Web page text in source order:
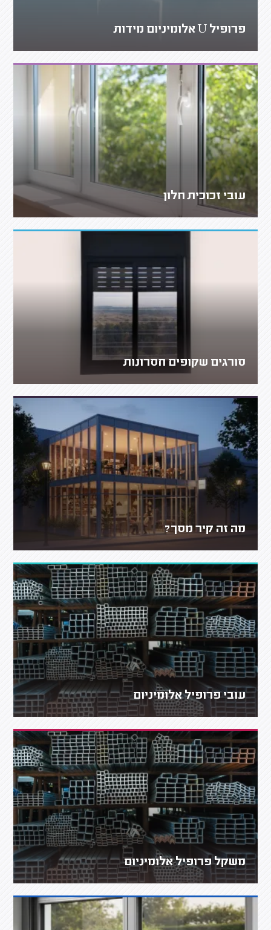
פרופיל U אלומיניום מידות
עובי זכוכית חלון
סורגים שקופים חסרונות
מה זה קיר מסך?
עובי פרופיל אלומיניום
משקל פרופיל אלומיניום